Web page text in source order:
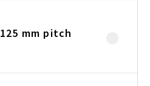
125 mm pitch